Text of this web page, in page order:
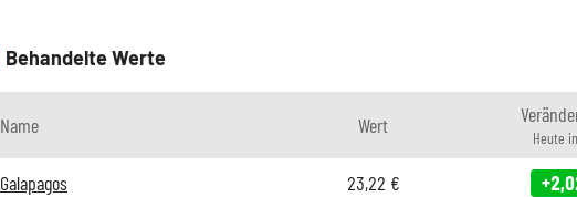
Behandelte Werte
Name Wert
Heute
Galapagos 23,22 €